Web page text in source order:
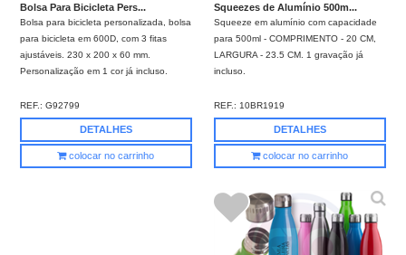
Bolsa Para Bicicleta Pers...
Bolsa para bicicleta personalizada, bolsa
para bicicleta em 600D, com 3 fitas
ajustáveis. 230 x 200 x 60 mm.
Personalização em 1 cor já incluso.
REF.:G92799
DETALHES
colocar no carrinho
Squeezes de Alumínio 500m...
Squeeze em alumínio com capacidade
para 500ml - COMPRIMENTO - 20 CM,
LARGURA - 23.5 CM. 1 gravação já
incluso.
REF.: 10BR1919
DETALHES
colocar no carrinho